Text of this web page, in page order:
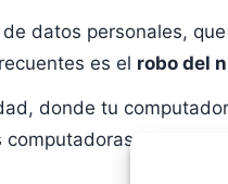
datos personales,
es el robo del
donde tu